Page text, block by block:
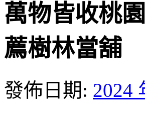
萬物皆收桃
薦樹林當舖
發佈日期: 2024